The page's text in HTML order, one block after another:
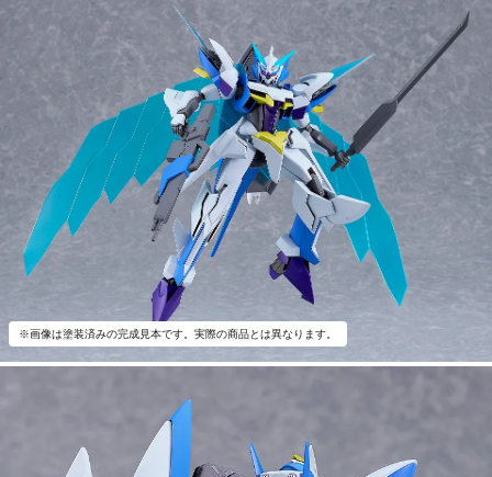
※画像は塗装済みの完成見本です。実際の商品とは異なります。